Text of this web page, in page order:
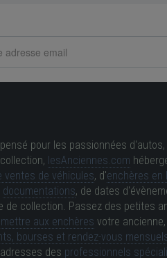
pour les passionnées
lesAnciennes.com
ventes de véhicules, d'enchères en
documentations, de dates
de collection. Passez des petites
mettre aux enchères votre
bourses et rendez-vous
des professionnels